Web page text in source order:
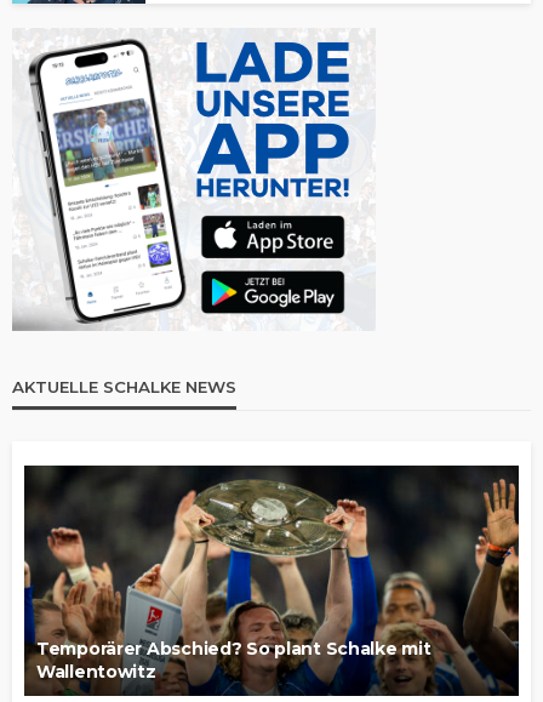
AKTUELLE SCHALKE NEWS
Temporärer Abschied? So plant Schalke mit
Wallentowitz